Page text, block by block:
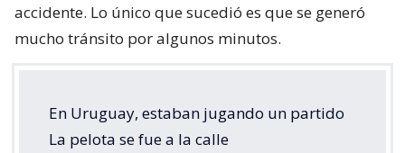
accidente. Lo único que sucedió es que se generó
mucho tránsito por algunos minutos.
En Uruguay, estaban jugando un partido
La pelota se fue a la calle